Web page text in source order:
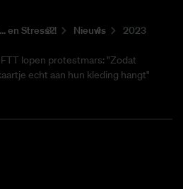
en Stress?! Nieuws
2023
lopen protestmars: "Zodat
echt aan hun kleding hangt"